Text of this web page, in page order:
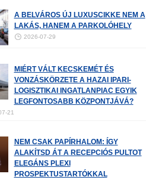
A BELVÁROS ÚJ LUXUSCIKKE NEM A
LAKÁS, HANEM A PARKOLÓHELY
2026-07-29
MIÉRT VÁLT KECSKEMÉT ÉS
VONZÁSKÖRZETE A HAZAI IPARI-
LOGISZTIKAI INGATLANPIAC EGYIK
LEGFONTOSABB KÖZPONTJÁVÁ?
21
NEM CSAK PAPÍRHALOM: ÍGY
ALAKÍTSD ÁT A RECEPCIÓS PULTOT
ELEGÁNS PLEXI
PROSPEKTUSTARTÓKKAL